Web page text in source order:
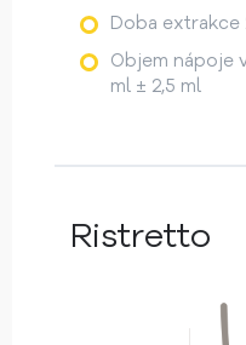
Doba extrakce
Objem nápoje
ml ± 2,5 ml
Ristretto